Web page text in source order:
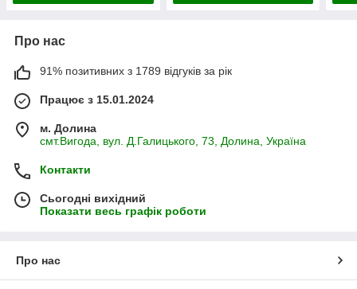
Про нас
91% позитивних з 1789 відгуків за рік
Працює з 15.01.2024
м. Долина
смт.Вигода, вул. Д.Галицького, 73, Долина, Україна
Контакти
Сьогодні вихідний
Показати весь графік роботи
Про нас